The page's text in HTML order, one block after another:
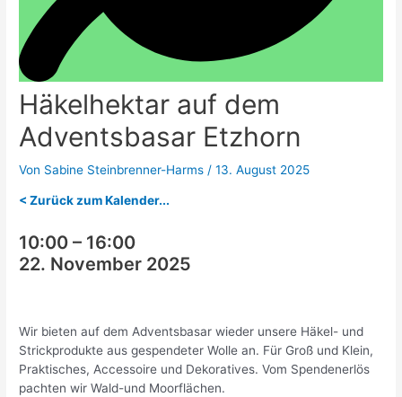
Häkelhektar auf dem
Adventsbasar Etzhorn
Von Sabine Steinbrenner-Harms /13. August 2025
< Zurück zum Kalender...
10:00 – 16:00
22. November 2025
Wir bieten auf dem Adventsbasar wieder unsere Häkel- und
Strickprodukte aus gespendeter Wolle an. Für Groß und Klein,
Praktisches, Accessoire und Dekoratives. Vom Spendenerlös
pachten wir Wald-und Moorflächen.